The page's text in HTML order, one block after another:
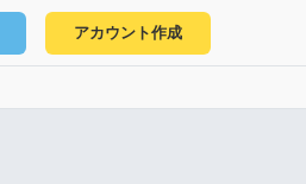
アカウント作成